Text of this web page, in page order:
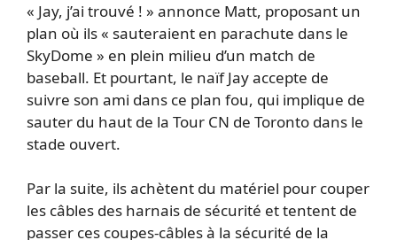
« Jay, j’ai trouvé ! » annonce Matt, proposant un
plan où ils « sauteraient en parachute dans le
SkyDome » en plein milieu d’un match de
baseball. Et pourtant, le naïf Jay accepte de
suivre son ami dans ce plan fou, qui implique de
sauter du haut de la Tour CN de Toronto dans le
stade ouvert.
Par la suite, ils achètent du matériel pour couper
les câbles des harnais de sécurité et tentent de
passer ces coupes-câbles à la sécurité de la